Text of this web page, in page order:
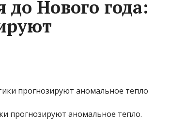
до Нового года:
прогнозируют аномальное тепло.